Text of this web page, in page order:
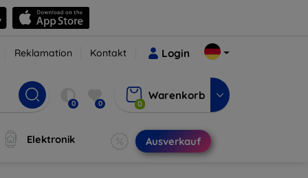
Reklamation Kontakt Login
0 0 0
Warenkorb
Elektronik Ausverkauf